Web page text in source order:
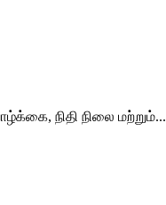
நிதி நிலை மற்றும்...